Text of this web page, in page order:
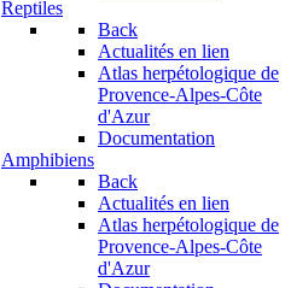
Reptiles
Back
Actualités en lien
Atlas herpétologique de
Provence-Alpes-Côte
d'Azur
Documentation
Amphibiens
Back
Actualités en lien
Atlas herpétologique de
Provence-Alpes-Côte
d'Azur